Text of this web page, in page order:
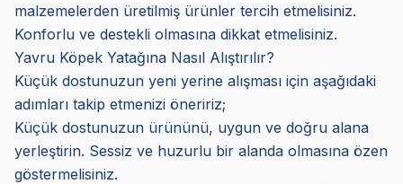
malzemelerden üretilmiş ürünler tercih etmelisiniz.
Konforlu ve destekli olmasına dikkat etmelisiniz.
Yavru Köpek Yatağına Nasıl Alıştırılır?
Küçük dostunuzun yeni yerine alışması için aşağıdaki
adımları takip etmenizi öneririz;
Küçük dostunuzun ürününü, uygun ve doğru alana
yerleştirin. Sessiz ve huzurlu bir alanda olmasına özen
göstermelisiniz.